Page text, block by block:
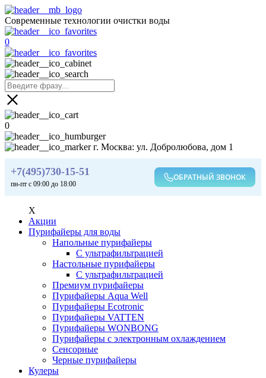
Современные технологии очистки воды
0
0
г. Москва: ул. Добролюбова, дом 1
+7(495)730-15-51
пн-пт с 09:00 до 18:00
ОБРАТНЫЙ ЗВОНОК
X
Акции
Пурифайеры для воды
Напольные пурифайеры
С ультрафильтрацией
Настольные пурифайеры
С ультрафильтрацией
Премиум пурифайеры
Пурифайеры Aqua Well
Пурифайеры Ecotronic
Пурифайеры VATTEN
Пурифайеры WONBONG
Пурифайеры с электронным охлаждением
Сенсорные
Черные пурифайеры
Кулеры